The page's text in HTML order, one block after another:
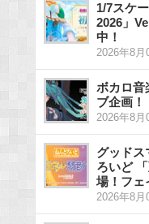
1/7スケ
2026」
中！
2026年8月
ボカロ音
ブ企画！
2026年8月
グッドス
ろいど
場！フェ
2026年8月